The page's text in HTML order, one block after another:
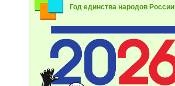
Год единства народов России